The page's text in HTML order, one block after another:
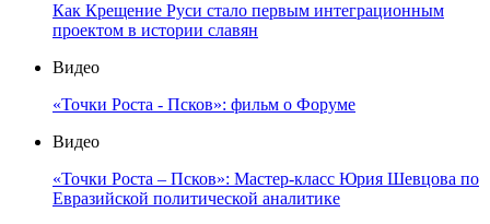
Как Крещение Руси стало первым интеграционным
проектом в истории славян
Видео
«Точки Роста - Псков»: фильм о Форуме
Видео
«Точки Роста – Псков»: Мастер-класс Юрия Шевцова по
Евразийской политической аналитике